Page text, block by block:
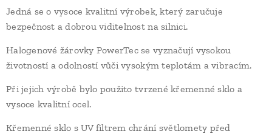
Jedná se o vysoce kvalitní výrobek, který zaručuje
bezpečnost a dobrou viditelnost na silnici.
Halogenové žárovky PowerTec se vyznačují vysokou
životností a odolností vůči vysokým teplotám a vibracím.
Při jejich výrobě bylo použito tvrzené křemenné sklo a
vysoce kvalitní ocel.
Křemenné sklo s UV filtrem chrání světlomety před